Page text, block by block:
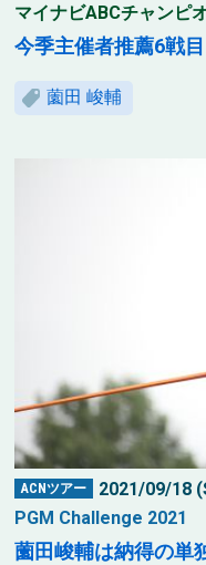
マイナビABCチャンピ
今季主催者推薦6戦
薗田 峻輔
ACNツアー
2021/09/18
PGM Challenge 2021
薗田峻輔は納得の単